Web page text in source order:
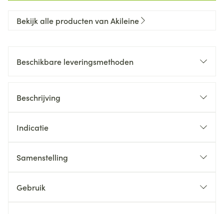
Bekijk alle producten van Akileine
Beschikbare leveringsmethoden
Beschrijving
Indicatie
Samenstelling
Gebruik